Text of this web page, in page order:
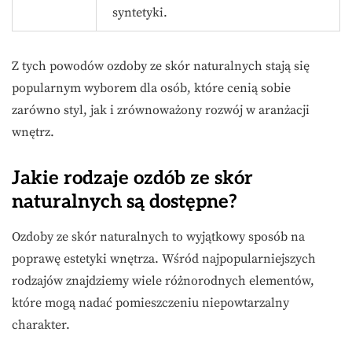
syntetyki.
Z tych powodów ozdoby ze skór naturalnych stają się
popularnym wyborem dla osób, które cenią sobie
zarówno styl, jak i zrównoważony rozwój w aranżacji
wnętrz.
Jakie rodzaje ozdób ze skór
naturalnych są dostępne?
Ozdoby ze skór naturalnych to wyjątkowy sposób na
poprawę estetyki wnętrza. Wśród najpopularniejszych
rodzajów znajdziemy wiele różnorodnych elementów,
które mogą nadać pomieszczeniu niepowtarzalny
charakter.